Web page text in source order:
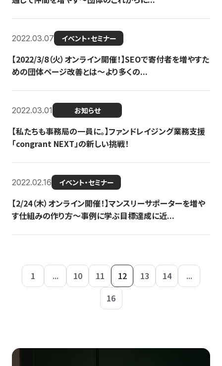
2022.03.07 イベント・セミナー
【2022/3/8（火）オンライン開催！】SEOで寄付者を増やすた
めの団体ページ改善とは～より多くの...
2022.03.01 お知らせ
【私たちも事務局の一員に。】ファンドレイジング業務支援
「congrant NEXT」の新しい挑戦！
2022.02.16 イベント・セミナー
【2/24（木）オンライン開催！】マンスリーサポーターを増や
す仕組みの作り方〜事例に学ぶ目標達成に近...
1 ... 10 11 12 13 14
...
16